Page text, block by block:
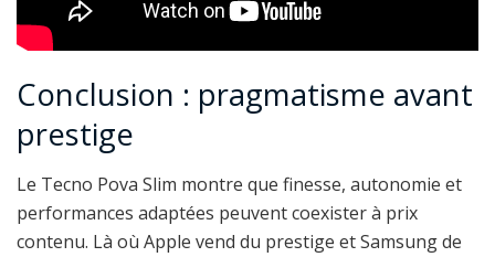
Conclusion : pragmatisme avant
prestige
Le Tecno Pova Slim montre que finesse, autonomie et
performances adaptées peuvent coexister à prix
contenu. Là où Apple vend du prestige et Samsung de